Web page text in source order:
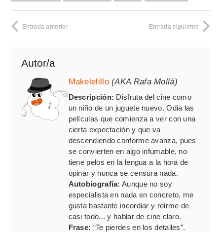
Entrada anterior Entrada siguiente
Autor/a
Makelelillo (AKA Rafa Mollá)
Descripción: Disfruta del cine como
un niño de un juguete nuevo. Odia las
películas que comienza a ver con una
cierta expectación y que va
descendiendo conforme avanza, pues
se convierten en algo infumable, no
tiene pelos en la lengua a la hora de
opinar y nunca se censura nada.
Autobiografía: Aunque no soy
especialista en nada en concreto, me
gusta bastante incordiar y reirme de
casi todo... y hablar de cine claro.
Frase: “Te pierdes en los detalles”.